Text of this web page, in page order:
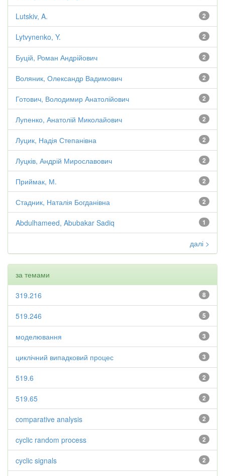
2
Lutskiv, A.
2
Lytvynenko, Y.
2
Буцій, Роман Андрійович
2
Воляник, Олександр Вадимович
2
Готович, Володимир Анатолійович
2
Лупенко, Анатолій Миколайович
2
Луцик, Надія Степанівна
2
Луцків, Андрій Мирославович
2
Приймак, М.
2
Стадник, Наталія Богданівна
1
Abdulhameed, Abubakar Sadiq
далі >
за темами
8
319.216
5
519.246
3
моделювання
3
циклічний випадковий процес
2
519.6
2
519.65
2
comparative analysis
2
cyclic random process
2
cyclic signals